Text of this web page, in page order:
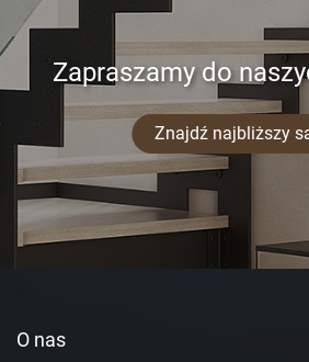
Zapraszamy do
Znajdź najbliższy
O nas